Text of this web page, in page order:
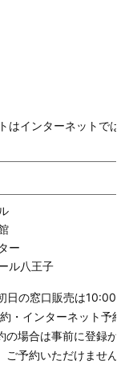
はインターネットでは
ー
ル八王子
の窓口販売は10:00～
・インターネット予約
の場合は事前に登録が必
予約いただけません。